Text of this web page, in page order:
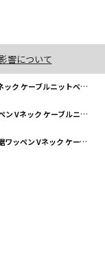
響について
ク ケーブルニットベスト
ック ケーブルニットベスト
ン Vネック ケーブルニットベスト